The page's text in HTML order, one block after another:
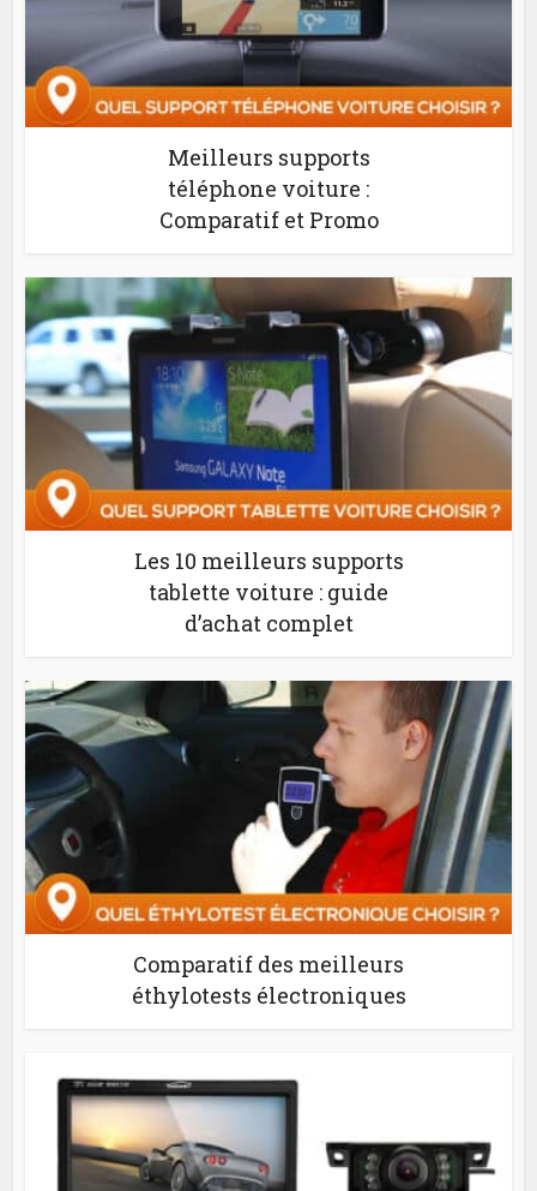
Meilleurs supports
téléphone voiture :
Comparatif et Promo
Les 10 meilleurs supports
tablette voiture : guide
d’achat complet
Comparatif des meilleurs
éthylotests électroniques